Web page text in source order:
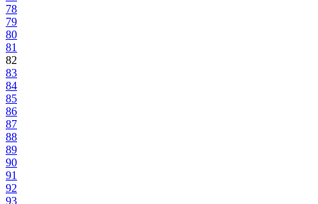
78
79
80
81
82
83
84
85
86
87
88
89
90
91
92
93